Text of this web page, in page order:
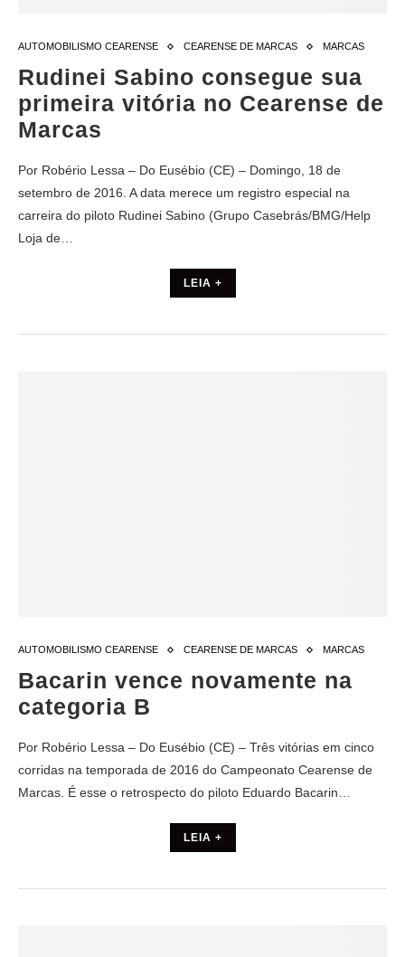
AUTOMOBILISMO CEARENSE CEARENSE DE MARCAS MARCAS
Rudinei Sabino consegue sua
primeira vitória no Cearense de
Marcas
Por Robério Lessa – Do Eusébio (CE) – Domingo, 18 de
setembro de 2016. A data merece um registro especial na
carreira do piloto Rudinei Sabino (Grupo Casebrás/BMG/Help
Loja de…
LEIA +
AUTOMOBILISMO CEARENSE CEARENSE DE MARCAS MARCAS
Bacarin vence novamente na
categoria B
Por Robério Lessa – Do Eusébio (CE) – Três vitórias em cinco
corridas na temporada de 2016 do Campeonato Cearense de
Marcas. É esse o retrospecto do piloto Eduardo Bacarin…
LEIA +